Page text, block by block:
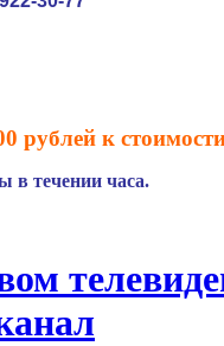
рублей к
в течении часа.